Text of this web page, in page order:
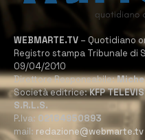
WEBMARTE.TV – Quotidiano
Registro stampa Tribunale di
09/04/2010
Direttore Responsabile:
Società editrice:KFP
S.R.L.S.
P.Iva: 02184950893
mail: redazione@webmarte.tv